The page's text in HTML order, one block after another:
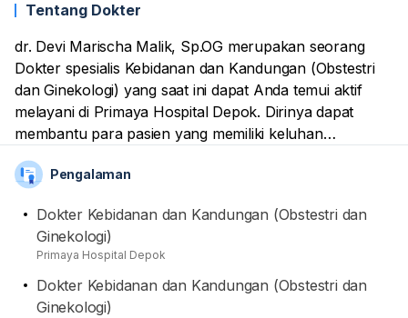
Tentang Dokter
dr. Devi Marischa Malik, Sp.OG merupakan seorang
Dokter spesialis Kebidanan dan Kandungan (Obstestri
dan Ginekologi) yang saat ini dapat Anda temui aktif
melayani di Primaya Hospital Depok. Dirinya dapat
membantu para pasien yang memiliki keluhan
kesehatan seputar bidang tersebut, termasuk dengan
memberikan tindakan pemeriksaan dan pengobatan
alumnus pendidikan medis spesialis dari Universitas
Indonesia setelah sebelumnya menyelesaikan
pendidikan profesi dokter dan sarjana kedokteran di
Universitas Pembangunan Nasional. Beliau juga ketika
berkonsultasi turut memberikan anjuran dan saran
Pengalaman
Dokter Kebidanan dan Kandungan (Obstestri dan
Ginekologi)
Primaya Hospital Depok
Dokter Kebidanan dan Kandungan (Obstestri dan
Ginekologi)